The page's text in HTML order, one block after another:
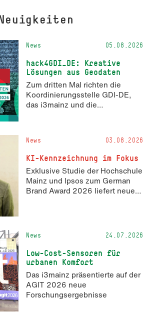
News 05.08.2026
hack4GDI_DE: Kreative
Lösungen aus Geodaten
Zum dritten Mal richten die
Koordinierungsstelle GDI-DE,
das i3mainz und die
Hackathon hack4GDI_DE an der
Hochschule Mainz aus. Die
Anmeldung ist geöffnet und bis
zum 2. Oktober 2026 möglich.
News 03.08.2026
KI-Kennzeichnung im Fokus
Exklusive Studie der Hochschule
Mainz und Ipsos zum German
Brand Award 2026 liefert neue
News 24.07.2026
Low-Cost-Sensoren für
urbanen Komfort
Das i3mainz präsentierte auf der
AGIT 2026 neue
Forschungsergebnisse